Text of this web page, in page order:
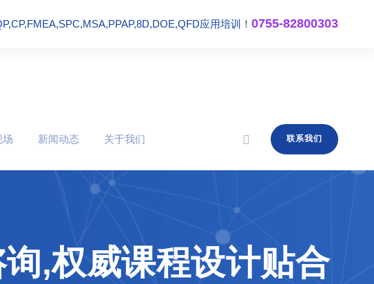
应用培训！ 0755-82800303
场 新闻动态 关于我们 联系我们
,权威课程设计贴合